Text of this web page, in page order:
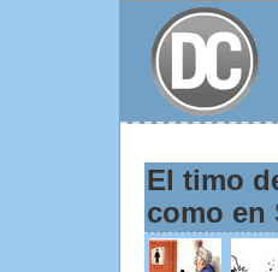
El timo
como en